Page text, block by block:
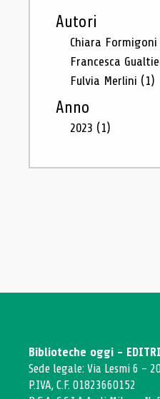
Autori
Chiara Formigoni
Francesca
Fulvia Merlini (1)
Anno
2023 (1)
Biblioteche oggi -
Sede legale: Via Lesmi 6 -
P.IVA, C.F. 01823660152